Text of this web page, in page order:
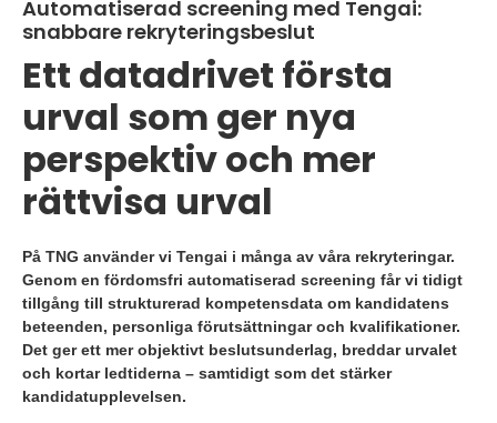
Automatiserad screening med Tengai:
snabbare rekryteringsbeslut
Ett datadrivet första
urval som ger nya
perspektiv och mer
rättvisa urval
På TNG använder vi Tengai i många av våra rekryteringar.
Genom en fördomsfri automatiserad screening får vi tidigt
tillgång till strukturerad kompetensdata om kandidatens
beteenden, personliga förutsättningar och kvalifikationer.
Det ger ett mer objektivt beslutsunderlag, breddar urvalet
och kortar ledtiderna – samtidigt som det stärker
kandidatupplevelsen.